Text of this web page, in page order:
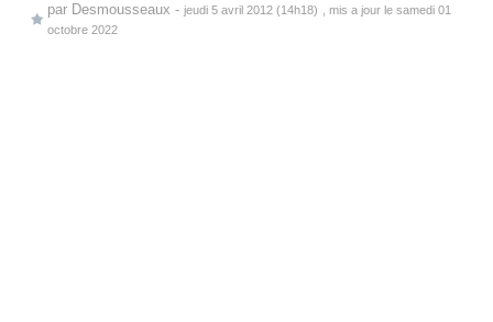
par Desmousseaux - jeudi 5 avril 2012 (14h18)
, mis a jour le samedi 01
octobre 2022